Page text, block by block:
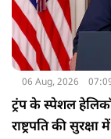
06 Aug, 2026
ट्रंप के स्पेशल
राष्ट्रपति की